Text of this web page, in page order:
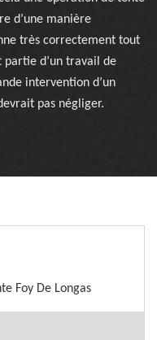
d’une manière
très correctement tout
d’un travail de
intervention d’un
pas négliger.
Foy De Longas